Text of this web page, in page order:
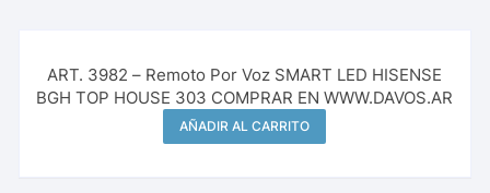
ART. 3982 – Remoto Por Voz SMART LED HISENSE
BGH TOP HOUSE 303 COMPRAR EN WWW.DAVOS.AR
AÑADIR AL CARRITO